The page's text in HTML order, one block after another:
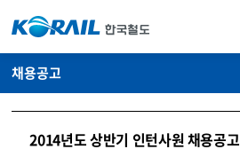
채용공고
2014년도 상반기 인턴사원 채용공고